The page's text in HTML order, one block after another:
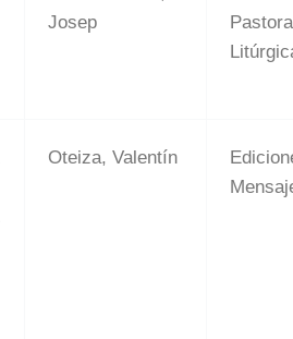
Josep
Oteiza, Valentín